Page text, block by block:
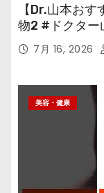
【Dr.山本お
物2 #ドクタ
7月 16, 2026
美容・健康